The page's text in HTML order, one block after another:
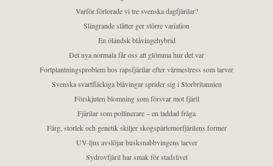
Varför förlorade vi tre svenska dagfjärilar?
Slingrande slåtter ger större variation
En öländsk blåvingehybrid
Det nya normala får oss att glömma hur det var
Fortplantningsproblem hos rapsfjärilar efter värmestress som larver
Svenska svartfläckiga blåvingar sprider sig i Storbritannien
Förskjuten blomning som försvar mot fjäril
Fjärilar som pollinerare – en laddad fråga
Färg, storlek och genetik skiljer skogspärlemorfjärilens former
UV-ljus avslöjar busksnabbvingens larver
Sydrovfjäril har smak för stadslivet